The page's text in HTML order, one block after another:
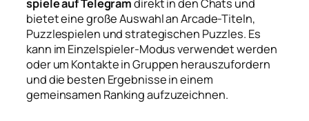
spiele auf Telegramdirekt in den Chats und
bietet eine große Auswahl an Arcade-Titeln,
Puzzlespielen und strategischen Puzzles. Es
kann im Einzelspieler-Modus verwendet werden
oder um Kontakte in Gruppen herauszufordern
und die besten Ergebnisse in einem
gemeinsamen Ranking aufzuzeichnen.